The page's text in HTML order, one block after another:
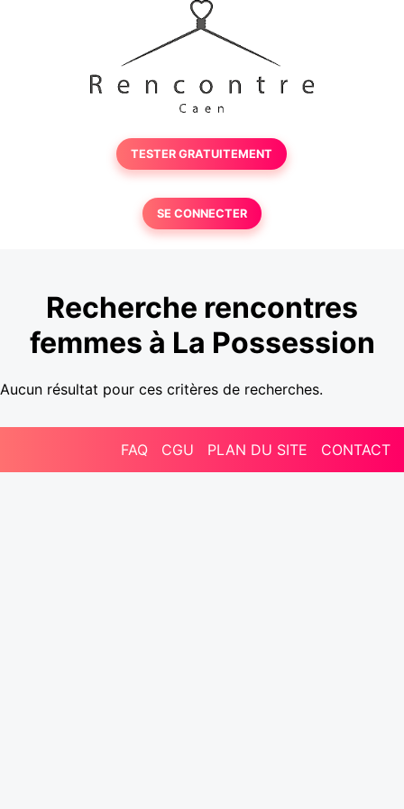
TESTER GRATUITEMENT
SE CONNECTER
Recherche rencontres
femmes à La Possession
Aucun résultat pour ces critères de recherches.
FAQ CGU PLAN DU SITE CONTACT